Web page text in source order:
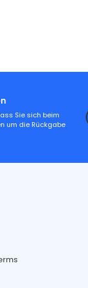
Sie sich beim
um die Rückgabe